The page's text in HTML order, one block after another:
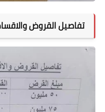
تفاصيل القروض